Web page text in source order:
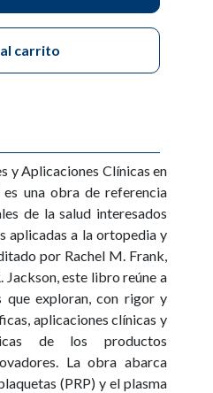
carrito
y Aplicaciones Clínicas en
una obra de referencia
de la salud interesados
aplicadas a la ortopedia y
por Rachel M. Frank,
Jackson, este libro reúne a
que exploran, con rigor y
aplicaciones clínicas y
de los productos
La obra abarca
(PRP) y el plasma